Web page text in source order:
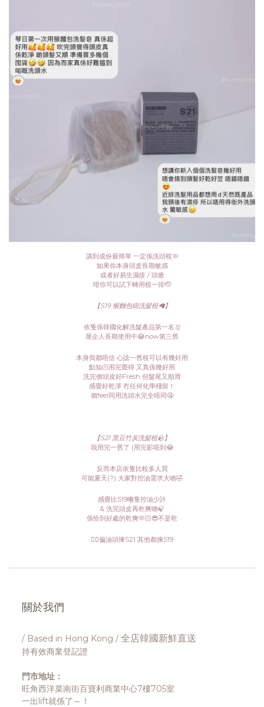
講到成份最簡單 一定係洗頭梘🧼
如果你本身頭皮長期敏感
或者好易生濕疹 / 頭瘡
咁你可以試下轉用梘一排🫡
【S19 猴麵包樹洗髮梘🦙】
依隻係韓國化解洗髮產品第一名🥇
屋企人長期使用中😂now第三舊
本身我都唔信 心諗一舊梘可以有幾好用
點知🫠用完覺得 又真係幾好用
洗完個頭皮好Fresh 但髮尾又順滑
感覺好乾淨 冇任何化學殘留！
個feel同用洗頭水完全唔同🤤
【S21 黑豆竹炭洗髮梘🪨】
我用完一舊了 (用完影唔到😂
反而本店依隻比較多人買
可能夏天(?) 大家對控油需求大啲🤣
感覺比S19嗰隻控油少許
& 洗完頭皮再乾爽啲🍃
係恰到好處的乾爽🫶🏻😎不是乾
👉🏻偏油頭揀S21 其他都揀S19
關於我們
/ Based in Hong Kong / 全店韓國新鮮直送
持有效商業登記證
門市地址：
旺角西洋菜南街百寶利商業中心7樓705室
一出lift就係了～！